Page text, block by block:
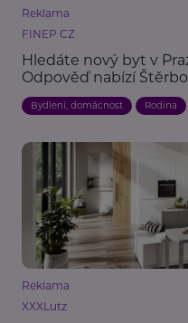
Reklama
FINEP CZ
Hledáte nový byt v
Odpověď nabízí
Bydlení, domácnost Rodina
Reklama
XXXLutz